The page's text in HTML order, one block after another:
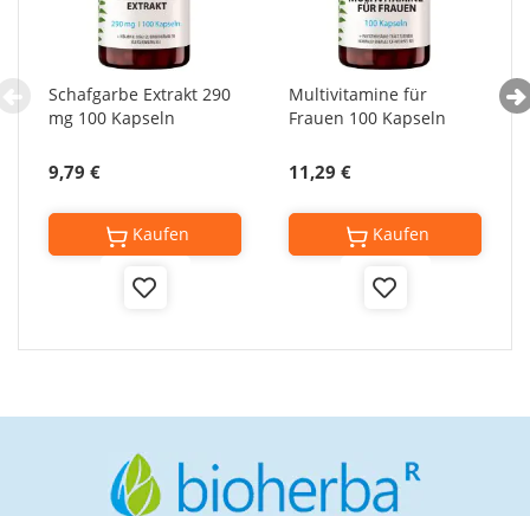
Schafgarbe Extrakt 290
mg 100 Kapseln
9,79 €
Add
Kaufen
Multivitamine für
Frauen 100 Kapseln
11,29 €
Add
Kaufen